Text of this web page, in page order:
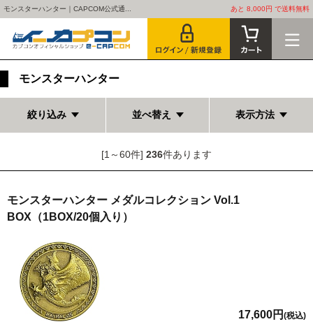
モンスターハンター｜CAPCOM公式通... あと 8,000円 で送料無料
モンスターハンター
絞り込み 並べ替え 表示方法
[1～60件] 236件あります
モンスターハンター メダルコレクション Vol.1
BOX（1BOX/20個入り）
17,600円 (税込)